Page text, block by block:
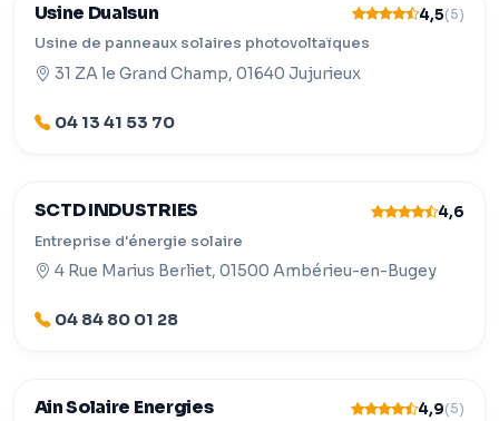
Usine Dualsun 4,5(5)
Usine de panneaux solaires photovoltaïques
31 ZA le Grand Champ, 01640 Jujurieux
04 13 41 53 70
SCTD INDUSTRIES 4,6
Entreprise d'énergie solaire
4 Rue Marius Berliet, 01500 Ambérieu-en-Bugey
04 84 80 01 28
Ain Solaire Energies 4,9(5)